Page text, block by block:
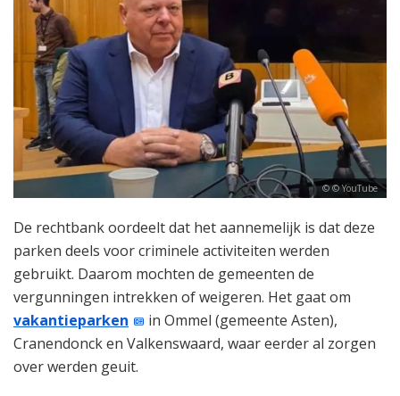
© YouTube
De rechtbank oordeelt dat het aannemelijk is dat deze
parken deels voor criminele activiteiten werden
gebruikt. Daarom mochten de gemeenten de
vergunningen intrekken of weigeren. Het gaat om
vakantieparken
in Ommel (gemeente Asten),
Cranendonck en Valkenswaard, waar eerder al zorgen
over werden geuit.